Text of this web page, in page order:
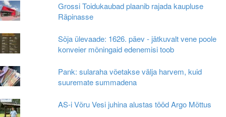
Grossi Toidukaubad plaanib rajada kaupluse
Räpinasse
Sõja ülevaade: 1626. päev - jätkuvalt vene poole
konveier mõningaid edenemisi toob
Pank: sularaha võetakse välja harvem, kuid
suuremate summadena
AS-i Võru Vesi juhina alustas tööd Argo Mõttus